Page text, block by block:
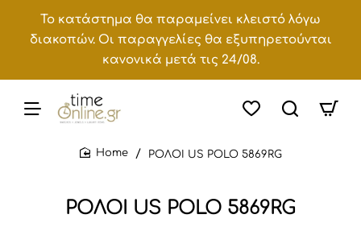
Το κατάστημα θα παραμείνει κλειστό λόγω
διακοπών. Οι παραγγελίες θα εξυπηρετούνται
κανονικά μετά τις 24/08.
ΡΟΛΟΙ US POLO 5869RG
ΡΟΛΟΙ US POLO 5869RG